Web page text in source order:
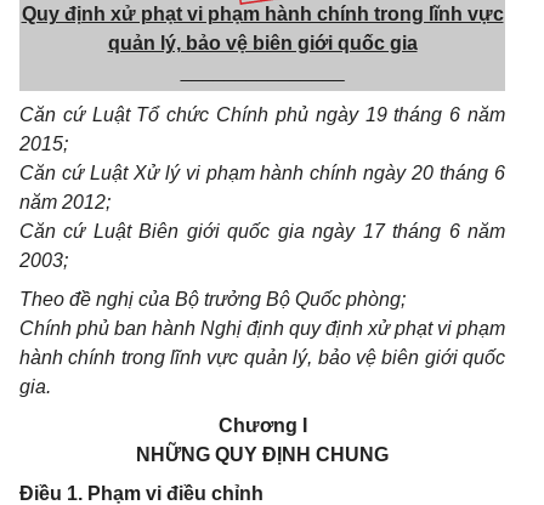
Quy định xử phạt vi phạm hành chính trong lĩnh vực
quản lý, bảo vệ biên giới quốc gia
Căn cứ Luật Tổ chức Chính phủ ngày 19 tháng 6 năm
2015;
Căn cứ Luật Xử lý vi phạm hành chính ngày 20 tháng 6
năm 2012;
Căn cứ Luật Biên giới quốc gia ngày 17 tháng 6 năm
2003;
Theo đề nghị của Bộ trưởng Bộ Quốc phòng;
Chính phủ ban hành Nghị định quy định xử phạt vi phạm
hành chính trong lĩnh vực quản lý, bảo vệ biên giới quốc
gia.
Chương I
NHỮNG QUY ĐỊNH CHUNG
Điều 1. Phạm vi điều chỉnh